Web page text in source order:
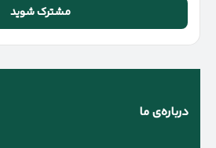
وارد
کنید
درباره‌ی ما